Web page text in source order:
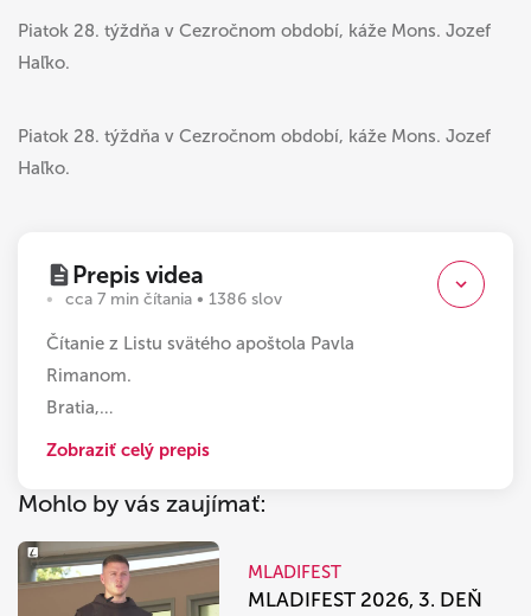
Piatok 28. týždňa v Cezročnom období, káže Mons. Jozef
Haľko.
Piatok 28. týždňa v Cezročnom období, káže Mons. Jozef
Haľko.
Prepis videa
cca 7 min čítania • 1386 slov
Čítanie z Listu svätého apoštola Pavla
Rimanom.
Bratia,…
Zobraziť celý prepis
Mohlo by vás zaujímať:
MLADIFEST
MLADIFEST 2026, 3. DEŇ